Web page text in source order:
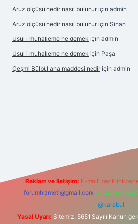
Aruz ölçüsü nedir nasıl bulunur için admin
Aruz ölçüsü nedir nasıl bulunur için Sinan
Usul i muhakeme ne demek için admin
Usul i muhakeme ne demek için Paşa
Çeşmi Bülbül ana maddesi nedir için admin
Reklam ve İletişim: E-mail:
forumhizmeti@gmail.com Whatsapp:
@karabul
Yasal Uyarı: Sitemiz, 5651 Sayılı Kanun